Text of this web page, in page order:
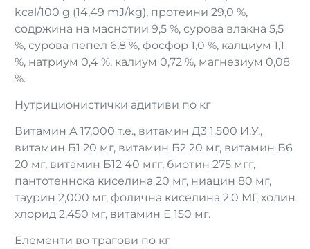
kcal/100 g (14,49 mJ/kg), протеини 29,0 %,
содржина на маснотии 9,5 %, сурова влакна 5,5
%, сурова пепел 6,8 %, фосфор 1,0 %, калциум 1,1
%, натриум 0,4 %, калиум 0,72 %, магнезиум 0,08
%.
Нутриционистички адитиви по кг
Витамин А 17,000 т.е., витамин Д3 1.500 И.У.,
витамин Б1 20 мг, витамин Б2 20 мг, витамин Б6
20 мг, витамин Б12 40 мгг, биотин 275 мгг,
пантотеннска киселина 20 мг, ниацин 80 мг,
таурин 2,000 мг, фолична киселина 2.0 МГ, холин
хлорид 2,450 мг, витамин Е 150 мг.
Елементи во трагови по кг